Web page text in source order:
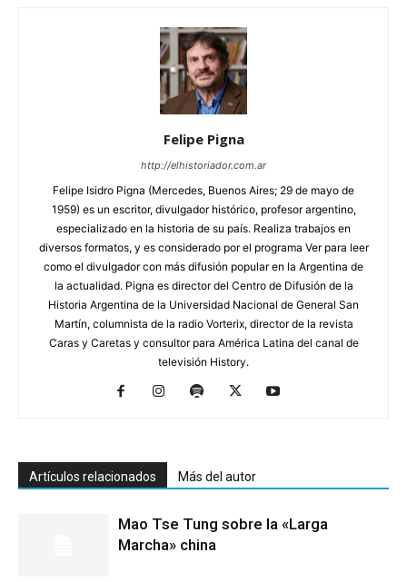
Felipe Pigna
http://elhistoriador.com.ar
Felipe Isidro Pigna (Mercedes, Buenos Aires; 29 de mayo de
1959) es un escritor, divulgador histórico, profesor argentino,
especializado en la historia de su país. Realiza trabajos en
diversos formatos, y es considerado por el programa Ver para leer
como el divulgador con más difusión popular en la Argentina de
la actualidad. Pigna es director del Centro de Difusión de la
Historia Argentina de la Universidad Nacional de General San
Martín, columnista de la radio Vorterix, director de la revista
Caras y Caretas y consultor para América Latina del canal de
televisión History.
Artículos relacionados Más del autor
Mao Tse Tung sobre la «Larga
Marcha» china